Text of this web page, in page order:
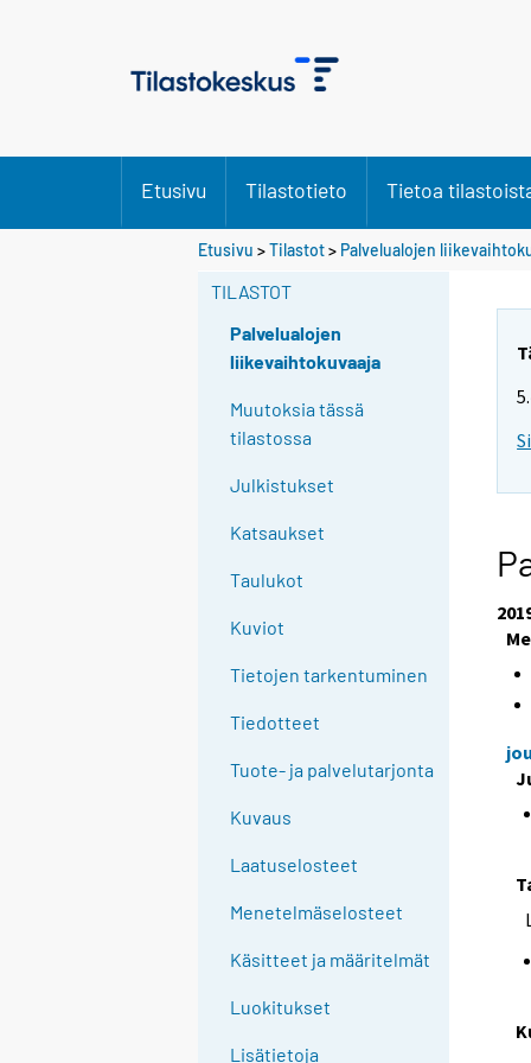
Etusivu Tilastotieto Tietoa
Etusivu >Tilastot> Palvelualojen
TILASTOT
Palvelualojen
liikevaihtokuvaaja
Muutoksia tässä
tilastossa
Julkistukset
Katsaukset
Taulukot
Kuviot
Tietojen tarkentuminen
Tiedotteet
Tuote- ja palvelutarjonta
Kuvaus
Laatuselosteet
Menetelmäselosteet
Käsitteet ja määritelmät
Luokitukset
Lisätietoja